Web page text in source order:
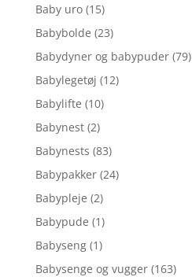
Baby uro (15)
Babybolde (23)
Babydyner og babypuder (79)
Babylegetøj (12)
Babylifte (10)
Babynest (2)
Babynests (83)
Babypakker (24)
Babypleje (2)
Babypude (1)
Babyseng (1)
Babysenge og vugger (163)